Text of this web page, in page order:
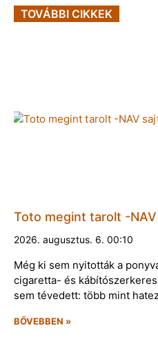
TOVÁBBI CIKKEK
Toto megint tarolt -
2026. augusztus. 6. 00:10
Még ki sem nyitották a
cigaretta- és
sem tévedett: több mint
BŐVEBBEN »